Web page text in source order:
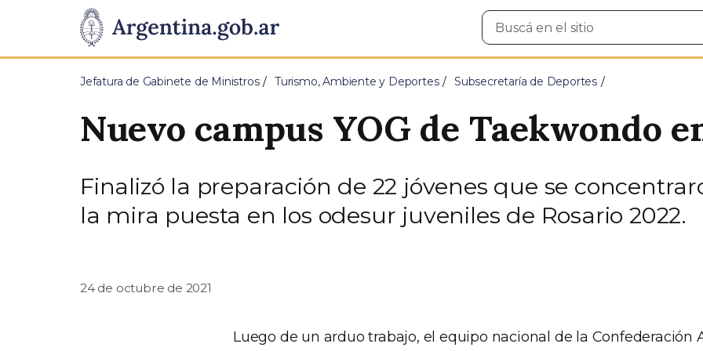
Presidencia
de
Pasar al contenido principal
Buscar
en
Jefatura de Gabinete de Ministros Turismo, Ambiente y Deportes Subsecretaría de Deportes
Nuevo campus YOG de Taekwondo
Finalizó la preparación de 22 jóvenes que se
la mira puesta en los odesur juveniles de Rosario 2022.
24 de octubre de 2021
Luego de un arduo trabajo, el equipo nacional de la Confederación